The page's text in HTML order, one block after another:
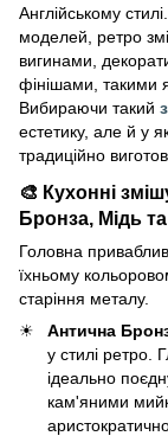
Англійському
моделей, ретро
вигинами,
фінішами, такими
Вибираючи такий
естетику, але й у
традиційно
🎨 Кухонні
Бронза, Мідь
Головна
їхньому
старіння металу.
Антична
у стилі ретро.
ідеально
кам'яними